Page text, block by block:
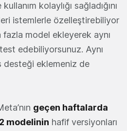
kolaylığı sağladığını
istemlerle özelleştirebiliyor
model ekleyerek aynı
edebiliyorsunuz. Aynı
desteği eklemeniz de
geçen haftalarda
modelinin hafif versiyonları